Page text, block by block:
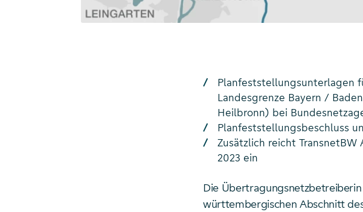
Planfeststellungsunterlagen
Landesgrenze Bayern /
Heilbronn) bei
Planfeststellungsbeschluss
Zusätzlich reicht
2023 ein
Die
württembergischen Abschnitt